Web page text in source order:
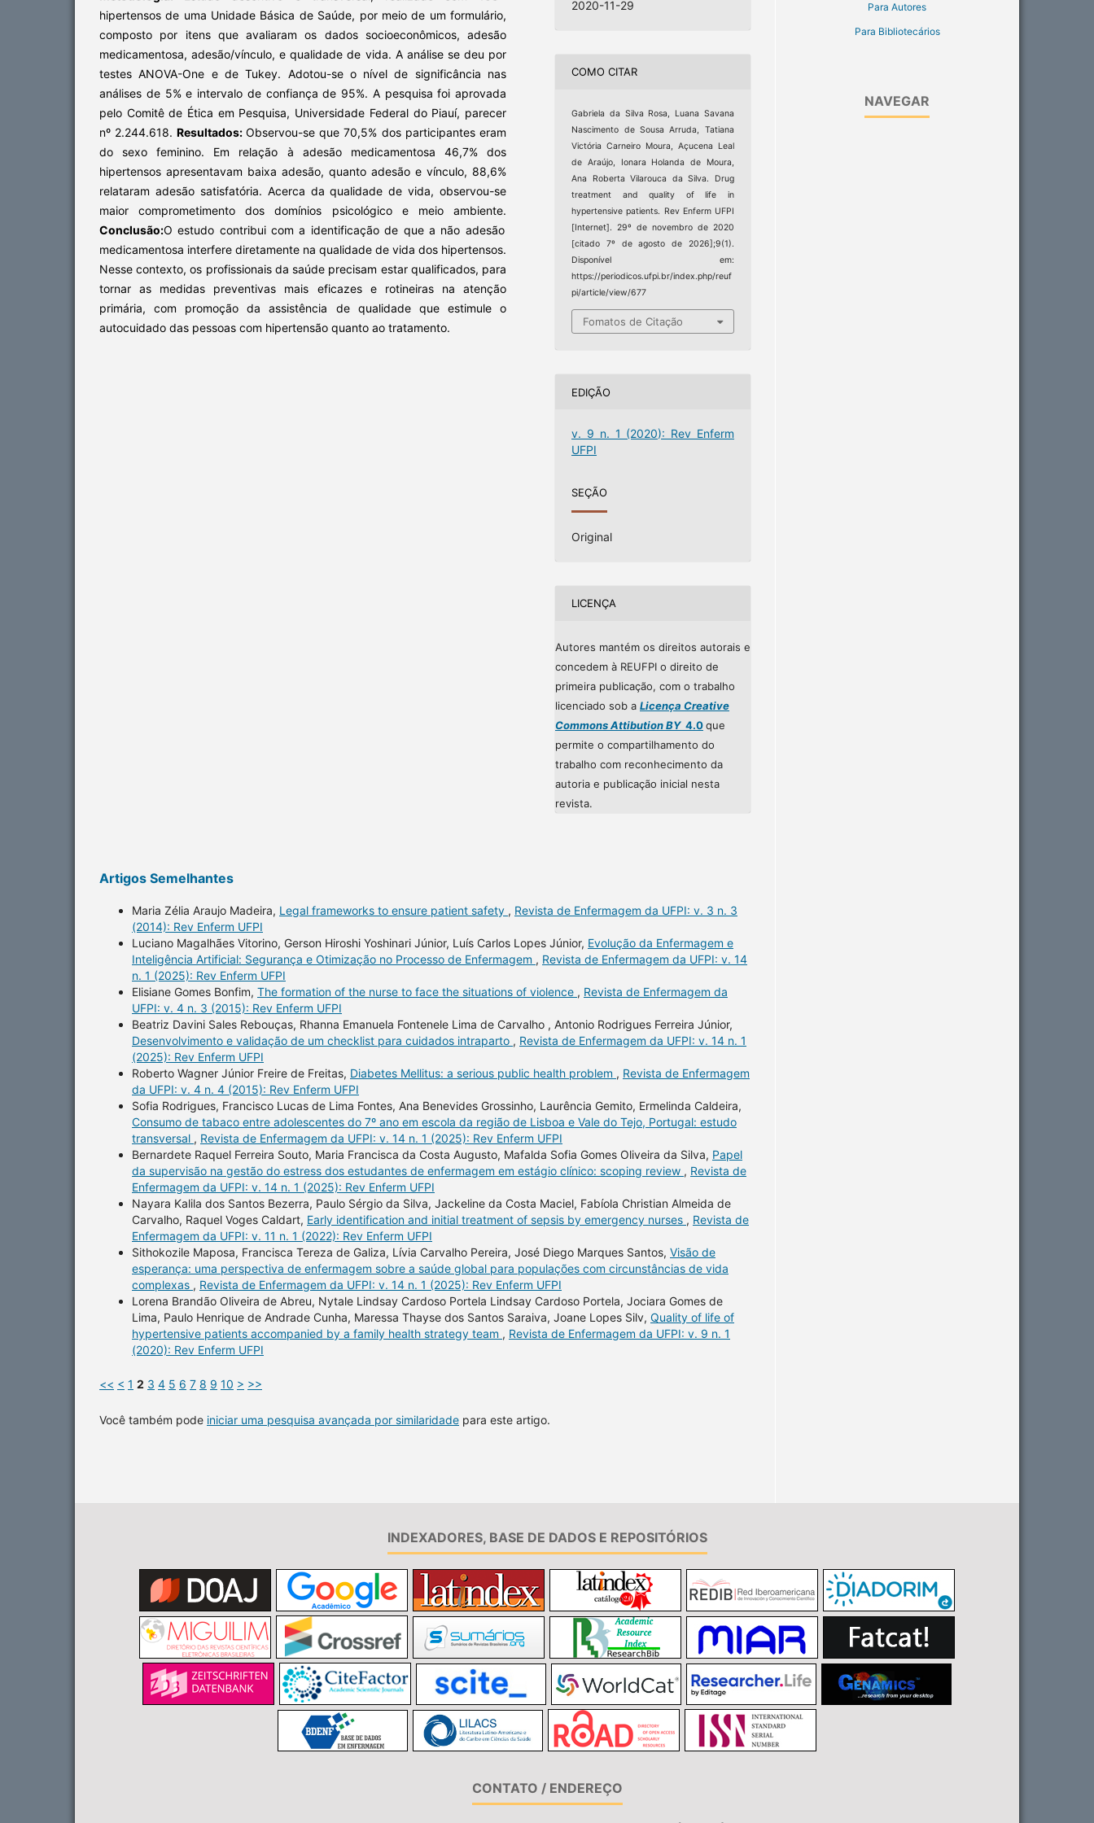
hipertensos de uma Unidade Básica de Saúde, por meio de um formulário,
composto por itens que avaliaram os dados socioeconômicos, adesão
medicamentosa, adesão/vínculo, e qualidade de vida. A análise se deu por
testes ANOVA-One e de Tukey. Adotou-se o nível de significância nas
análises de 5% e intervalo de confiança de 95%. A pesquisa foi aprovada
pelo Comitê de Ética em Pesquisa, Universidade Federal do Piauí, parecer
nº 2.244.618. Resultados: Observou-se que 70,5% dos participantes eram
do sexo feminino. Em relação à adesão medicamentosa 46,7% dos
hipertensos apresentavam baixa adesão, quanto adesão e vínculo, 88,6%
relataram adesão satisfatória. Acerca da qualidade de vida, observou-se
maior comprometimento dos domínios psicológico e meio ambiente.
Conclusão:O estudo contribui com a identificação de que a não adesão
medicamentosa interfere diretamente na qualidade de vida dos hipertensos.
Nesse contexto, os profissionais da saúde precisam estar qualificados, para
tornar as medidas preventivas mais eficazes e rotineiras na atenção
primária, com promoção da assistência de qualidade que estimule o
autocuidado das pessoas com hipertensão quanto ao tratamento.
2020-11-29
COMO CITAR
Gabriela da Silva Rosa, Luana Savana
Nascimento de Sousa Arruda, Tatiana
Victória Carneiro Moura, Açucena Leal
de Araújo, Ionara Holanda de Moura,
Ana Roberta Vilarouca da Silva. Drug
treatment and quality of life in
hypertensive patients. Rev Enferm UFPI
[Internet]. 29º de novembro de 2020
[citado 7º de agosto de 2026];9(1).
Disponível em:
https://periodicos.ufpi.br/index.php/reuf
pi/article/view/677
Fomatos de Citação
EDIÇÃO
v. 9 n. 1 (2020): Rev Enferm
UFPI
SEÇÃO
Original
LICENÇA
Autores mantém os direitos autorais e
concedem à REUFPI o direito de
primeira publicação, com o trabalho
licenciado sob a Licença Creative
Commons Attibution BY4.0que
permite o compartilhamento do
trabalho com reconhecimento da
autoria e publicação inicial nesta
revista.
Artigos Semelhantes
Maria Zélia Araujo Madeira, Legal frameworks to ensure patient safety , Revista de Enfermagem da UFPI: v. 3 n. 3
(2014): Rev Enferm UFPI
Luciano Magalhães Vitorino, Gerson Hiroshi Yoshinari Júnior, Luís Carlos Lopes Júnior, Evolução da Enfermagem e
Inteligência Artificial: Segurança e Otimização no Processo de Enfermagem , Revista de Enfermagem da UFPI: v. 14
n. 1 (2025): Rev Enferm UFPI
Elisiane Gomes Bonfim, The formation of the nurse to face the situations of violence , Revista de Enfermagem da
UFPI: v. 4 n. 3 (2015): Rev Enferm UFPI
Beatriz Davini Sales Rebouças, Rhanna Emanuela Fontenele Lima de Carvalho , Antonio Rodrigues Ferreira Júnior,
Desenvolvimento e validação de um checklist para cuidados intraparto , Revista de Enfermagem da UFPI: v. 14 n. 1
(2025): Rev Enferm UFPI
Roberto Wagner Júnior Freire de Freitas, Diabetes Mellitus: a serious public health problem , Revista de Enfermagem
da UFPI: v. 4 n. 4 (2015): Rev Enferm UFPI
Sofia Rodrigues, Francisco Lucas de Lima Fontes, Ana Benevides Grossinho, Laurência Gemito, Ermelinda Caldeira,
Consumo de tabaco entre adolescentes do 7º ano em escola da região de Lisboa e Vale do Tejo, Portugal: estudo
transversal , Revista de Enfermagem da UFPI: v. 14 n. 1 (2025): Rev Enferm UFPI
Bernardete Raquel Ferreira Souto, Maria Francisca da Costa Augusto, Mafalda Sofia Gomes Oliveira da Silva, Papel
da supervisão na gestão do estress dos estudantes de enfermagem em estágio clínico: scoping review , Revista de
Enfermagem da UFPI: v. 14 n. 1 (2025): Rev Enferm UFPI
Nayara Kalila dos Santos Bezerra, Paulo Sérgio da Silva, Jackeline da Costa Maciel, Fabíola Christian Almeida de
Carvalho, Raquel Voges Caldart, Early identification and initial treatment of sepsis by emergency nurses , Revista de
Enfermagem da UFPI: v. 11 n. 1 (2022): Rev Enferm UFPI
Sithokozile Maposa, Francisca Tereza de Galiza, Lívia Carvalho Pereira, José Diego Marques Santos, Visão de
esperança: uma perspectiva de enfermagem sobre a saúde global para populações com circunstâncias de vida
complexas , Revista de Enfermagem da UFPI: v. 14 n. 1 (2025): Rev Enferm UFPI
Lorena Brandão Oliveira de Abreu, Nytale Lindsay Cardoso Portela Lindsay Cardoso Portela, Jociara Gomes de
Lima, Paulo Henrique de Andrade Cunha, Maressa Thayse dos Santos Saraiva, Joane Lopes Silv, Quality of life of
hypertensive patients accompanied by a family health strategy team , Revista de Enfermagem da UFPI: v. 9 n. 1
(2020): Rev Enferm UFPI
<< < 1 2 3 4 5 6 7 8 9 10 > >>
Você também pode iniciar uma pesquisa avançada por similaridade para este artigo.
Para Autores
Para Bibliotecários
NAVEGAR
INDEXADORES, BASE DE DADOS E REPOSITÓRIOS
CONTATO / ENDEREÇO